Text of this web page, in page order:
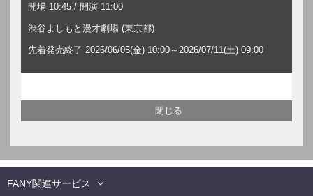
開場 10:45 / 開演 11:00
渋谷よしもと漫才劇場 (東京都)
先着発売終了 2026/06/05(金) 10:00～2026/07/11(土) 09:00
FANY関連サービス